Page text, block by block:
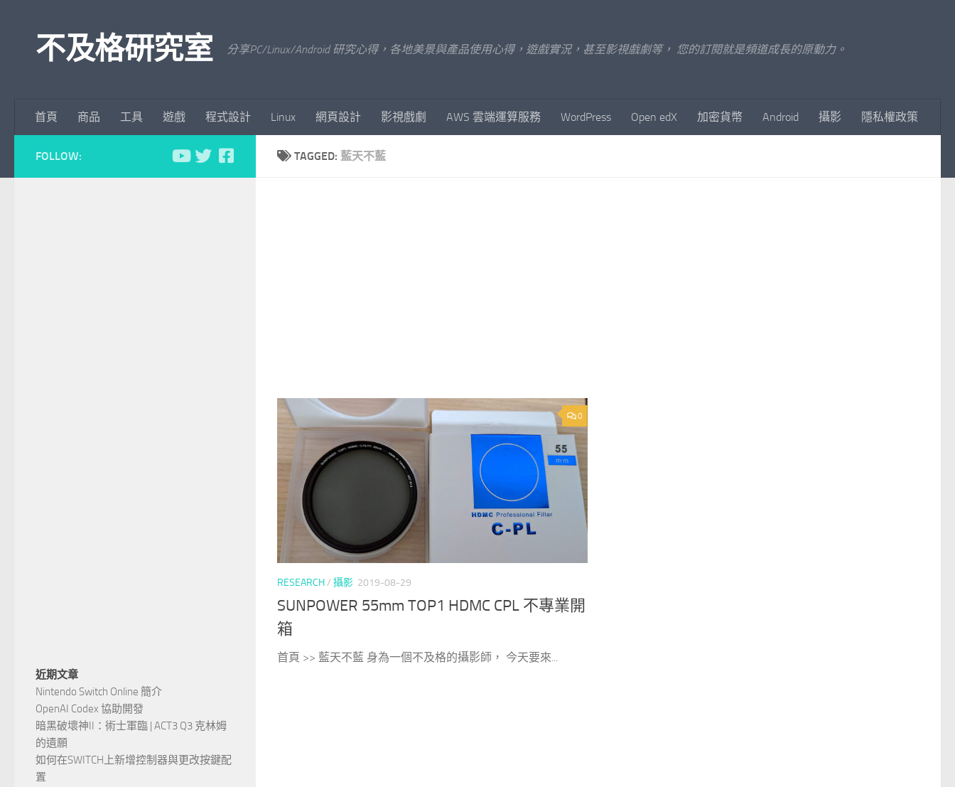
不及格研究室 分享PC/Linux/Android 研究心得，各地美景與產品使用心得，遊戲實況，甚至影視戲劇等， 您的訂閱就是頻道成長的原動力。
首頁 商品 工具 遊戲 程式設計 Linux 網頁設計 影視戲劇 AWS 雲端運算服務 WordPress Open edX 加密貨幣 Android 攝影 隱私權政策
TAGGED: 藍天不藍
0
RESEARCH/ 攝影 2019-08-29
SUNPOWER 55mm TOP1 HDMC CPL 不專業開
箱
首頁 >> 藍天不藍 身為一個不及格的攝影師， 今天要來...
FOLLOW:
近期文章
Nintendo Switch Online 簡介
OpenAI Codex 協助開發
暗黑破壞神II：術士軍臨 | ACT3 Q3 克林姆
的遺願
如何在SWITCH上新增控制器與更改按鍵配
置